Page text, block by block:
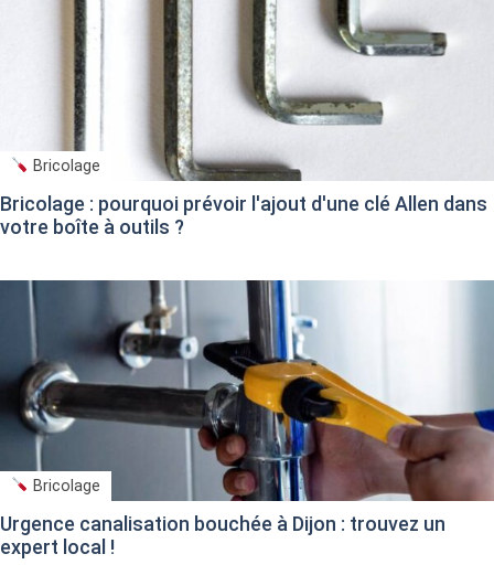
Bricolage
Bricolage : pourquoi prévoir l'ajout d'une clé Allen dans
votre boîte à outils ?
Bricolage
Urgence canalisation bouchée à Dijon : trouvez un
expert local !